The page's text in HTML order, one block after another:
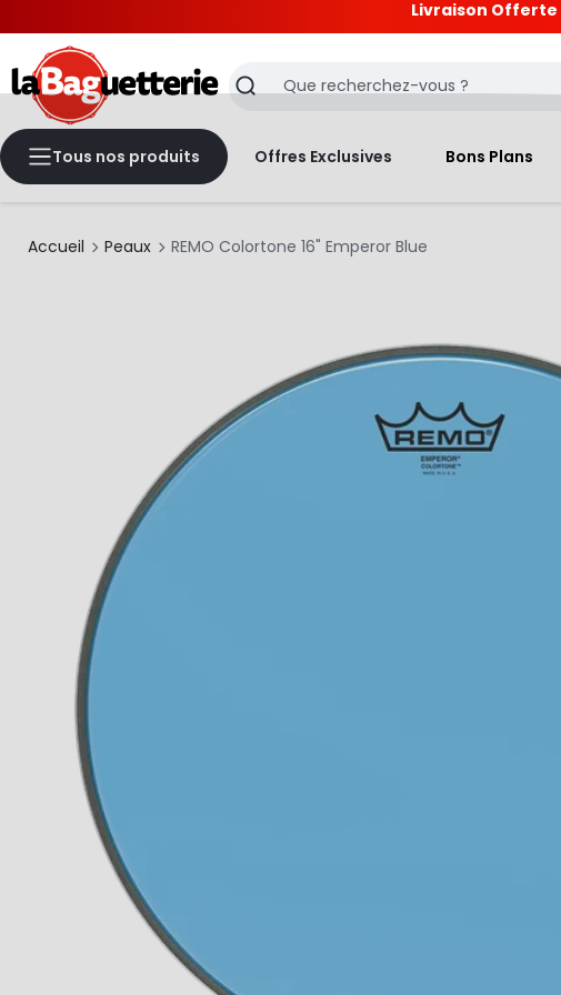
Livraison Offerte
Recherche
Tous nos produits Offres Exclusives Bons Plans
Accueil Peaux REMO Colortone 16" Emperor Blue